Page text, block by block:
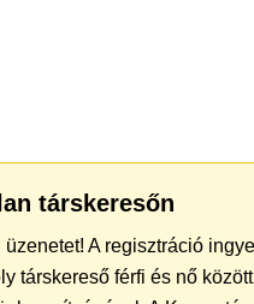
társkeresőn
A regisztráció
társkereső férfi és nő